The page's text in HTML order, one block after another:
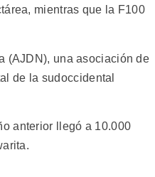
mientras que la F100
(AJDN), una asociación de
de la sudoccidental
anterior llegó a 10.000